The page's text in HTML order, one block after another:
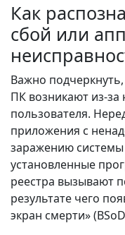
Как
сбой или
Важно
ПК возникают из-за
пользователя.
приложения с
заражению системы
установленные
реестра вызывают
результате чего
экран смерти»